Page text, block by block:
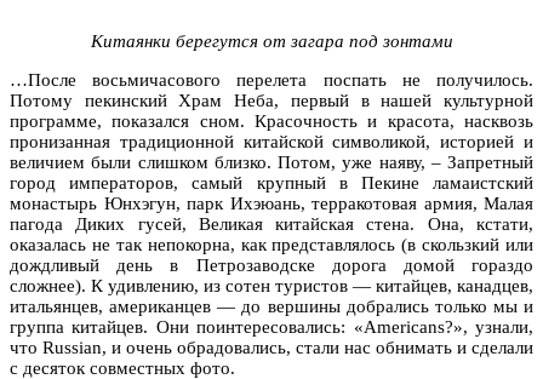
Китаянки берегутся от загара под зонтами
…После восьмичасового перелета поспать не получилось.
Потому пекинский Храм Неба, первый в нашей культурной
программе, показался сном. Красочность и красота, насквозь
пронизанная традиционной китайской символикой, историей и
величием были слишком близко. Потом, уже наяву, – Запретный
город императоров, самый крупный в Пекине ламаистский
монастырь Юнхэгун, парк Ихэюань, терракотовая армия, Малая
пагода Диких гусей, Великая китайская стена. Она, кстати,
оказалась не так непокорна, как представлялось (в скользкий или
дождливый день в Петрозаводске дорога домой гораздо
сложнее). К удивлению, из сотен туристов — китайцев, канадцев,
итальянцев, американцев — до вершины добрались только мы и
группа китайцев. Они поинтересовались: «Americans?», узнали,
что Russian, и очень обрадовались, стали нас обнимать и сделали
с десяток совместных фото.